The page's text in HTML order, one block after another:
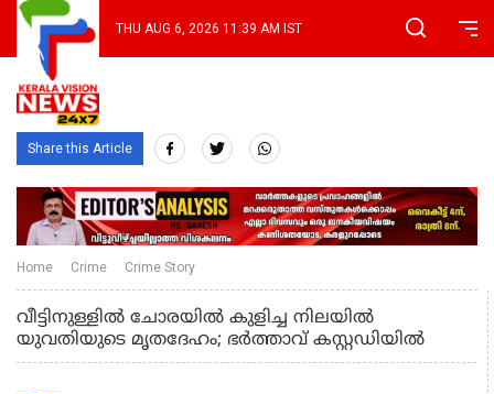
THU AUG 6, 2026 11:39 AM IST
Share this Article
Home Crime Crime Story
വീട്ടിനുള്ളിൽ ചോരയിൽ കുളിച്ച നിലയിൽ
യുവതിയുടെ മൃതദേഹം; ഭർത്താവ് കസ്റ്റഡിയിൽ